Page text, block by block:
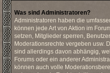
Was sind Administratoren?
Administratoren haben die
können jede Art von Aktion im
setzen, Mitglieder sperren,
Moderationsrechte vergeben usw.
sind allerdings davon abhängig,
Forums oder ein anderer
können auch volle